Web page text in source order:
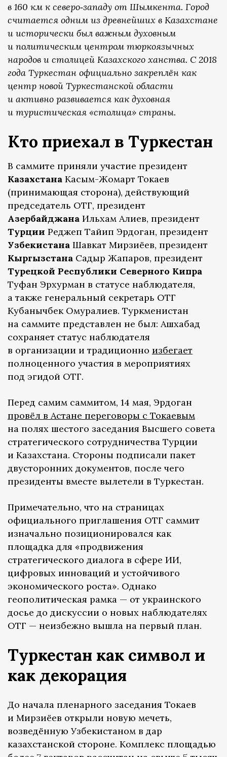
в 160 км к северо‑западу от Шымкента. Город
считается одним из древнейших в Казахстане
и исторически был важным духовным
и политическим центром тюркоязычных
народов и столицей Казахского ханства. С 2018
года Туркестан официально закреплён как
центр новой Туркестанской области
и активно развивается как духовная
и туристическая «столица» страны.
Кто приехал в Туркестан
В саммите приняли участие президент
Казахстана Касым-Жомарт Токаев
(принимающая сторона), действующий
председатель ОТГ, президент
Азербайджана Ильхам Алиев, президент
Турции Реджеп Тайип Эрдоган, президент
Узбекистана Шавкат Мирзиёев, президент
Кыргызстана Садыр Жапаров, президент
Турецкой Республики Северного Кипра
Туфан Эрхурман в статусе наблюдателя,
а также генеральный секретарь ОТГ
Кубанычбек Омуралиев. Туркменистан
на саммите представлен не был: Ашхабад
сохраняет статус наблюдателя
в организации и традиционно избегает
полноценного участия в мероприятиях
под эгидой ОТГ.
Перед самим саммитом, 14 мая, Эрдоган
провёл в Астане переговоры с Токаевым
на полях шестого заседания Высшего совета
стратегического сотрудничества Турции
и Казахстана. Стороны подписали пакет
двусторонних документов, после чего
президенты вместе вылетели в Туркестан.
Примечательно, что на страницах
официального приглашения ОТГ саммит
изначально позиционировался как
площадка для «продвижения
стратегического диалога в сфере ИИ,
цифровых инноваций и устойчивого
экономического роста». Однако
геополитическая рамка — от украинского
досье до дискуссии о новых наблюдателях
ОТГ — неизбежно вышла на первый план.
Туркестан как символ и
как декорация
До начала пленарного заседания Токаев
и Мирзиёев открыли новую мечеть,
возведённую Узбекистаном в дар
казахстанской стороне. Комплекс площадью